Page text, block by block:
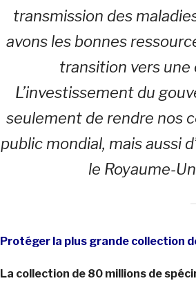
transmission des
avons les bonnes
transition vers une
L’investissement du
seulement de rendre nos
public mondial, mais aussi
le Royaume-
Protéger la plus grande collection
La collection de 80 millions de